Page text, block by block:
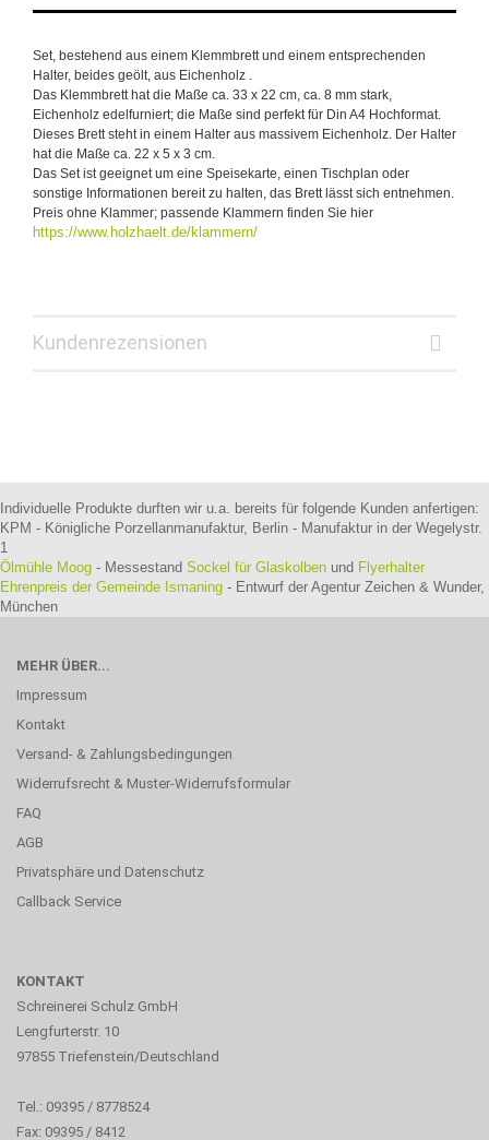
Set, bestehend aus einem Klemmbrett und einem entsprechenden
Halter, beides geölt, aus Eichenholz .
Das Klemmbrett hat die Maße ca. 33 x 22 cm, ca. 8 mm stark,
Eichenholz edelfurniert; die Maße sind perfekt für Din A4 Hochformat.
Dieses Brett steht in einem Halter aus massivem Eichenholz. Der Halter
hat die Maße ca. 22 x 5 x 3 cm.
Das Set ist geeignet um eine Speisekarte, einen Tischplan oder
sonstige Informationen bereit zu halten, das Brett lässt sich entnehmen.
Preis ohne Klammer; passende Klammern finden Sie hier
https://www.holzhaelt.de/klammern/
Kundenrezensionen
Individuelle Produkte durften wir u.a. bereits für folgende Kunden anfertigen:
KPM - Königliche Porzellanmanufaktur, Berlin - Manufaktur in der Wegelystr.
1
Ölmühle Moog - Messestand Sockel für Glaskolben und Flyerhalter
Ehrenpreis der Gemeinde Ismaning - Entwurf der Agentur Zeichen & Wunder,
München
MEHR ÜBER...
Impressum
Kontakt
Versand- & Zahlungsbedingungen
Widerrufsrecht & Muster-Widerrufsformular
FAQ
AGB
Privatsphäre und Datenschutz
Callback Service
KONTAKT
Schreinerei Schulz GmbH
Lengfurterstr. 10
97855 Triefenstein/Deutschland
Tel.: 09395 / 8778524
Fax: 09395 / 8412